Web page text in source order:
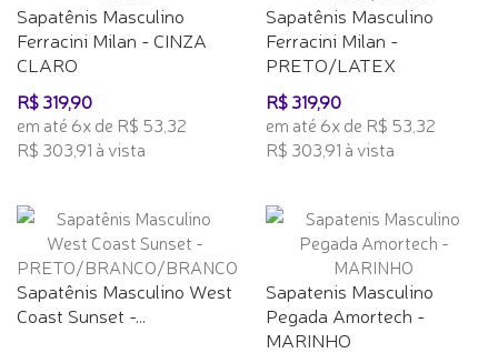
Sapatênis Masculino
Ferracini Milan - CINZA
CLARO
R$ 319,90
em até 6x de R$ 53,32
R$ 303,91 à vista
Sapatênis Masculino
Ferracini Milan -
PRETO/LATEX
R$ 319,90
em até 6x de R$ 53,32
R$ 303,91 à vista
Sapatênis Masculino West
Coast Sunset -...
Sapatenis Masculino
Pegada Amortech -
MARINHO